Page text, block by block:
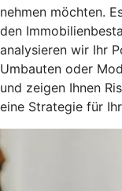
nehmen möchten.
den
analysieren wir Ihr
Umbauten oder
und zeigen Ihnen
eine Strategie für